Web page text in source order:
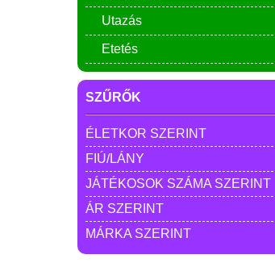
Utazás
Etetés
SZŰRŐK
ÉLETKOR SZERINT
FIÚ/LÁNY
JÁTÉKOSOK SZÁMA SZERINT
ÁR SZERINT
MÁRKA SZERINT